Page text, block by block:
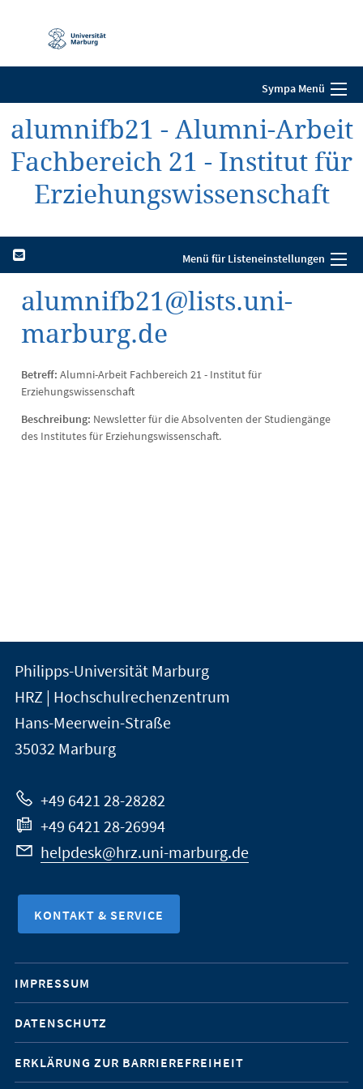
Navigation
Sympa Menü
alumnifb21 - Alumni-Arbeit
Fachbereich 21 - Institut für
Erziehungswissenschaft
Menü für Listeneinstellungen
alumnifb21@lists.uni-
marburg.de
Betreff: Alumni-Arbeit Fachbereich 21 - Institut für
Erziehungswissenschaft
Beschreibung: Newsletter für die Absolventen der Studiengänge
des Institutes für Erziehungswissenschaft.
Kontakt
und
Informationen
zur
Website
der
Universität
Marburg
Philipps-Universität Marburg
HRZ | Hochschulrechenzentrum
Hans-Meerwein-Straße
35032 Marburg
+49 6421 28-28282
+49 6421 28-26994
helpdesk@hrz.uni-marburg.de
KONTAKT & SERVICE
Mobile-
Service-
Navigation
IMPRESSUM
DATENSCHUTZ
ERKLÄRUNG ZUR BARRIEREFREIHEIT